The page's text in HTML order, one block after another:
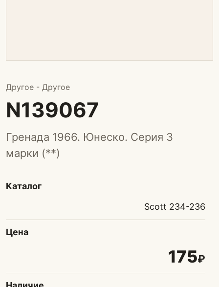
Другое - Другое
N139067
Гренада 1966. Юнеско. Серия 3
марки (**)
Каталог
Scott 234-236
Цена
175₽